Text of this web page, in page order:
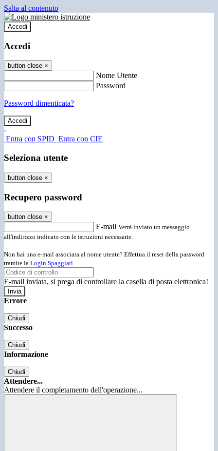
Salta al contenuto
Accedi
Accedi
button close ×
Nome Utente
Password
Password dimenticata?
-
Entra con SPID Entra con CIE
Seleziona utente
button close ×
Recupero password
button close ×
E-mail Verrà inviato un messaggio
all'indirizzo indicato con le istruzioni necessarie.
Non hai una e-mail associata al nome utente? Effettua il reset della password
tramite la Login Spaggiari
E-mail inviata, si prega di controllare la casella di posta elettronica!
Errore
Chiudi
Successo
Chiudi
Informazione
Chiudi
Attendere...
Attendere il completamento dell'operazione...